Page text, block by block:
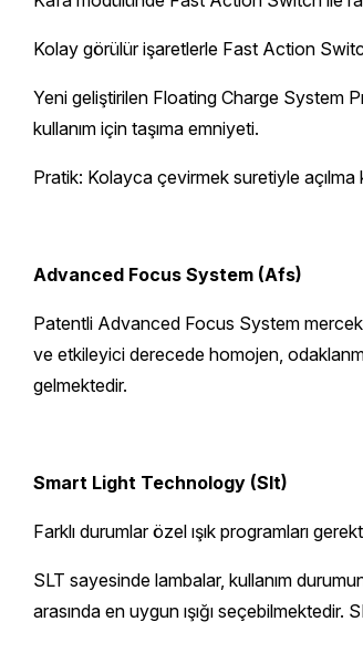
Kolay görülür işaretlerle Fast Action
Yeni geliştirilen Floating Charge System
kullanım için taşıma emniyeti.
Pratik: Kolayca çevirmek suretiyle
Advanced Focus System (Afs)
Patentli Advanced Focus System mercek
ve etkileyici derecede homojen,
gelmektedir.
Smart Light Technology (Slt)
Farklı durumlar özel ışık programları
SLT sayesinde lambalar, kullanım
arasında en uygun ışığı seçebilmektedir.